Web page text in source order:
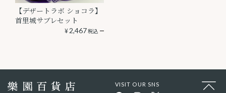
【デザートラボ ショコラ】
首里城サブレセット
¥2,467税込
VISIT OUR SNS